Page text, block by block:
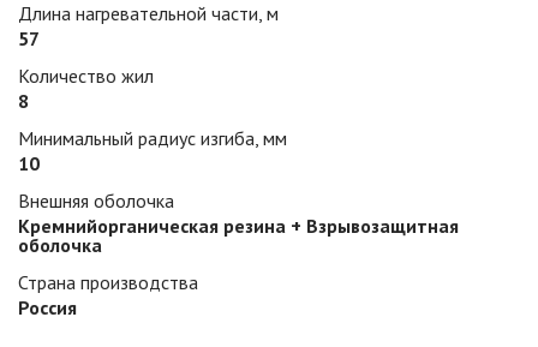
Длина нагревательной части, м
57
Количество жил
8
Минимальный радиус изгиба, мм
10
Внешняя оболочка
Кремнийорганическая резина + Взрывозащитная
оболочка
Страна производства
Россия